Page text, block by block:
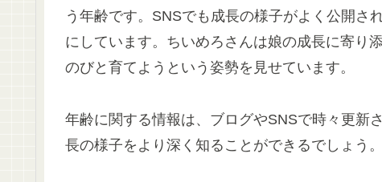
う年齢です。SNSでも成長の様子がよく公開さ
にしています。ちいめろさんは娘の成長に寄り
のびと育てようという姿勢を見せています。
年齢に関する情報は、ブログやSNSで時々更新
長の様子をより深く知ることができるでしょう。